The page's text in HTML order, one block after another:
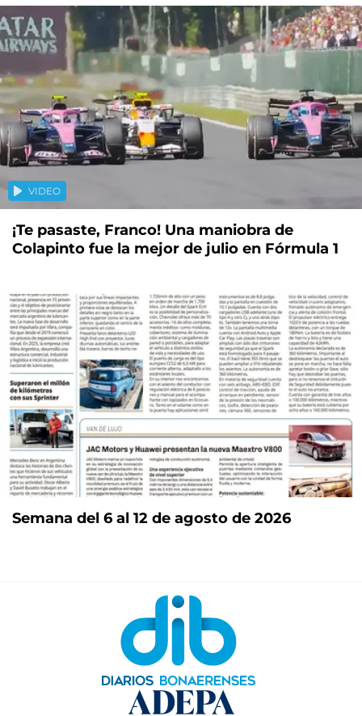
VIDEO
¡Te pasaste, Franco! Una maniobra de
Colapinto fue la mejor de julio en Fórmula 1
Semana del 6 al 12 de agosto de 2026